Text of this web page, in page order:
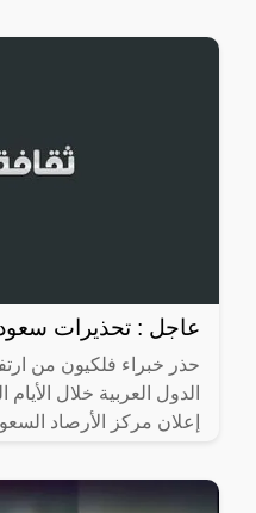
عاجل : تحذيرات
حذر خبراء فلكيون من
الدول العربية خلال
إعلان مركز الأرصاد